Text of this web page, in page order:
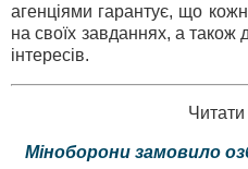
агенціями гарантує, що
на своїх завданнях, а також
інтересів.
Міноборони замовило